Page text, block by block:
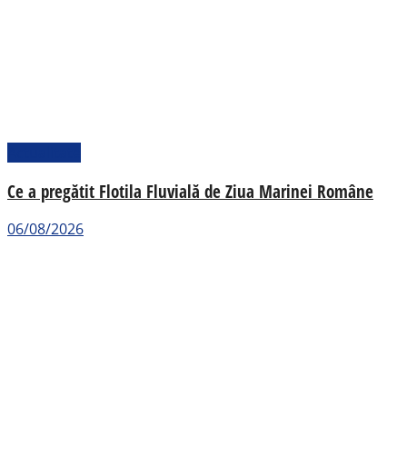
Ce a pregătit Flotila Fluvială de Ziua Marinei Române
06/08/2026